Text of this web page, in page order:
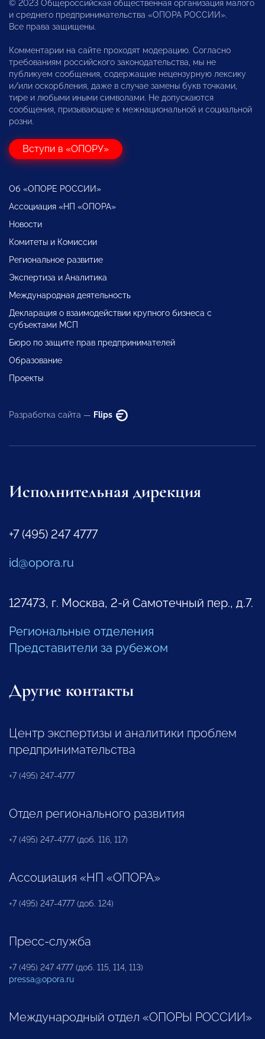
© 2023 Общероссийская общественная организация малого
и среднего предпринимательства «ОПОРА РОССИИ».
Все права защищены.
Комментарии на сайте проходят модерацию. Согласно
требованиям российского законодательства, мы не
публикуем сообщения, содержащие нецензурную лексику
и/или оскорбления, даже в случае замены букв точками,
тире и любыми иными символами. Не допускаются
сообщения, призывающие к межнациональной и социальной
розни.
Вступи в «ОПОРУ»
Об «ОПОРЕ РОССИИ»
Ассоциация «НП «ОПОРА»
Новости
Комитеты и Комиссии
Региональное развитие
Экспертиза и Аналитика
Международная деятельность
Декларация о взаимодействии крупного бизнеса с
субъектами МСП
Бюро по защите прав предпринимателей
Образование
Проекты
Разработка сайта — Flips
Исполнительная дирекция
+7 (495) 247 4777
id@opora.ru
127473, г. Москва, 2-й Самотечный пер., д.7.
Региональные отделения
Представители за рубежом
Другие контакты
Центр экспертизы и аналитики проблем
предпринимательства
+7 (495) 247-4777
Отдел регионального развития
+7 (495) 247-4777 (доб. 116, 117)
Ассоциация «НП «ОПОРА»
+7 (495) 247-4777 (доб. 124)
Пресс-служба
+7 (495) 247 4777 (доб. 115, 114, 113)
pressa@opora.ru
Международный отдел «ОПОРЫ РОССИИ»